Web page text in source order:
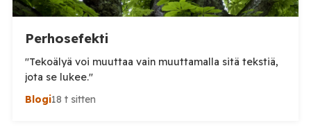
Perhosefekti
"Tekoälyä voi muuttaa vain muuttamalla sitä tekstiä,
jota se lukee."
Blogi18 t sitten